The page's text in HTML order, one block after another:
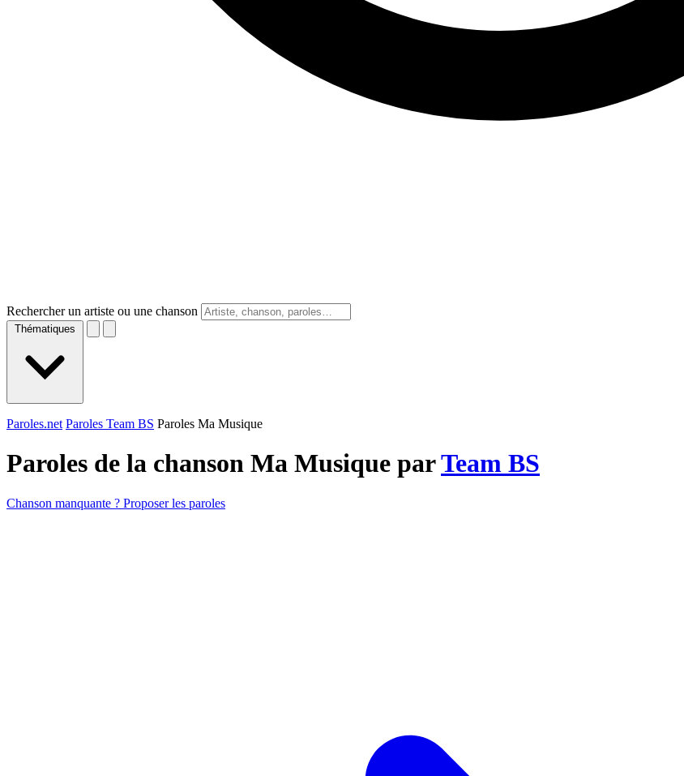
Rechercher un artiste ou une chanson
Thématiques
Paroles.net Paroles Team BS Paroles Ma Musique
Paroles de la chanson Ma Musique parTeam BS
Chanson manquante ? Proposer les paroles